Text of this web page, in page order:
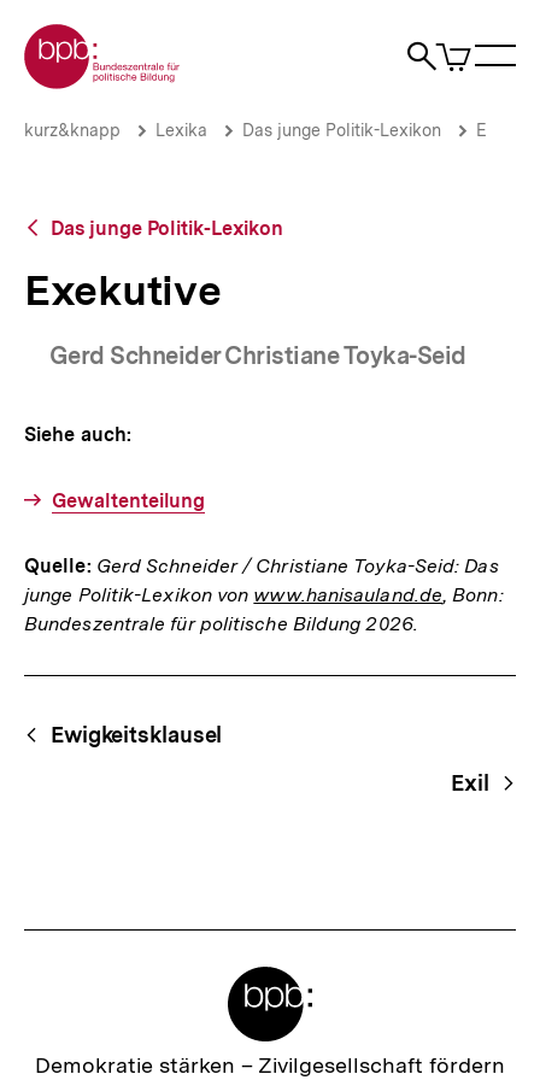
zum
Seiteninhalt
springen
Zur Startseite der bpb
Suche
Artikel
im
Exekutive
Brotkrümelnavigation
Pfadnavigation
kurz&knapp Lexika Das junge Politik-Lexikon E
Zurück
Übersicht
Das junge Politik-Lexikon
Exekutive
Gerd Schneider Christiane Toyka-Seid
Siehe auch:
Gewaltenteilung
Quelle: Gerd Schneider / Christiane Toyka-Seid: Das
junge Politik-Lexikon von www.hanisauland.de, Bonn:
Bundeszentrale für politische Bildung 2026.
Begriffsnavigation
Content-
Navigation
Ewigkeitsklausel
Exil
Zur
Demokratie stärken – Zivilgesellschaft fördern